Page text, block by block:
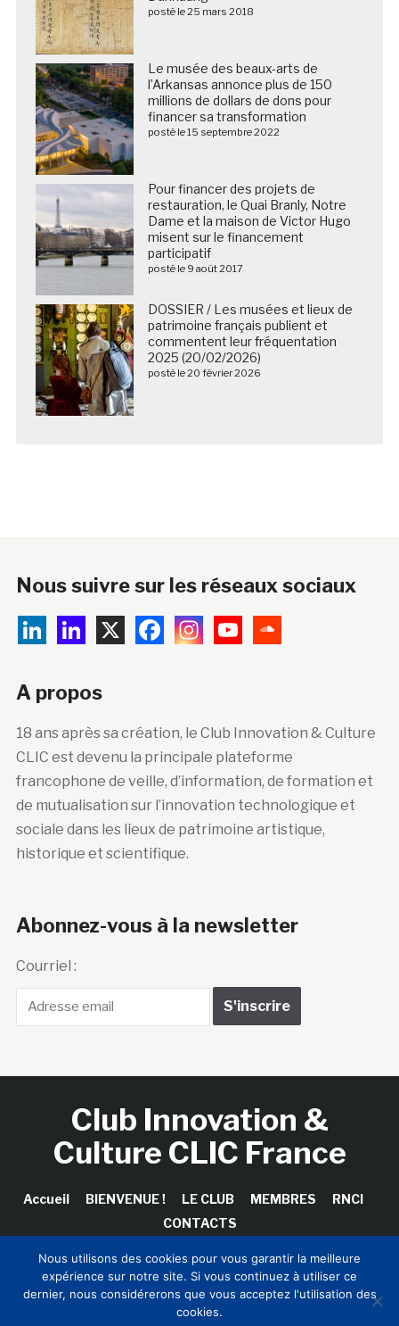
posté le 25 mars 2018
Le musée des beaux-arts de
l’Arkansas annonce plus de 150
millions de dollars de dons pour
financer sa transformation
posté le 15 septembre 2022
Pour financer des projets de
restauration, le Quai Branly, Notre
Dame et la maison de Victor Hugo
misent sur le financement
participatif
posté le 9 août 2017
DOSSIER / Les musées et lieux de
patrimoine français publient et
commentent leur fréquentation
2025 (20/02/2026)
posté le 20 février 2026
Nous suivre sur les réseaux sociaux
A propos
18 ans après sa création, le Club Innovation & Culture
CLIC est devenu la principale plateforme
francophone de veille, d’information, de formation et
de mutualisation sur l’innovation technologique et
sociale dans les lieux de patrimoine artistique,
historique et scientifique.
Abonnez-vous à la newsletter
Courriel :
Club Innovation &
Culture CLIC France
Accueil BIENVENUE ! LE CLUB MEMBRES
RNCI
CONTACTS
Copyright © 2026 Club Innovation & Culture CLIC France /
Sinapses Conseils
Nous utilisons des cookies pour vous garantir la meilleure
expérience sur notre site. Si vous continuez à utiliser ce
dernier, nous considérerons que vous acceptez l'utilisation des
cookies.